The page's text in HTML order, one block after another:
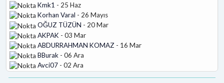
Kmk1 - 25 Haz
Korhan Varal - 26 Mayıs
OĞUZ TÜZÜN - 20 Mar
AKPAK - 03 Mar
ABDURRAHMAN KOMAZ - 16 Mar
BBurak - 06 Ara
Avci07 - 02 Ara